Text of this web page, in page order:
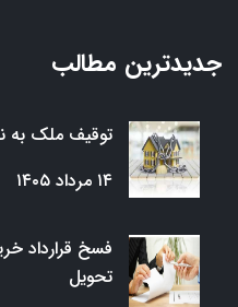
جدیدترین مطالب
توقیف ملک به
۱۴ مرداد ۱۴۰۵
فسخ قرارداد
تحویل